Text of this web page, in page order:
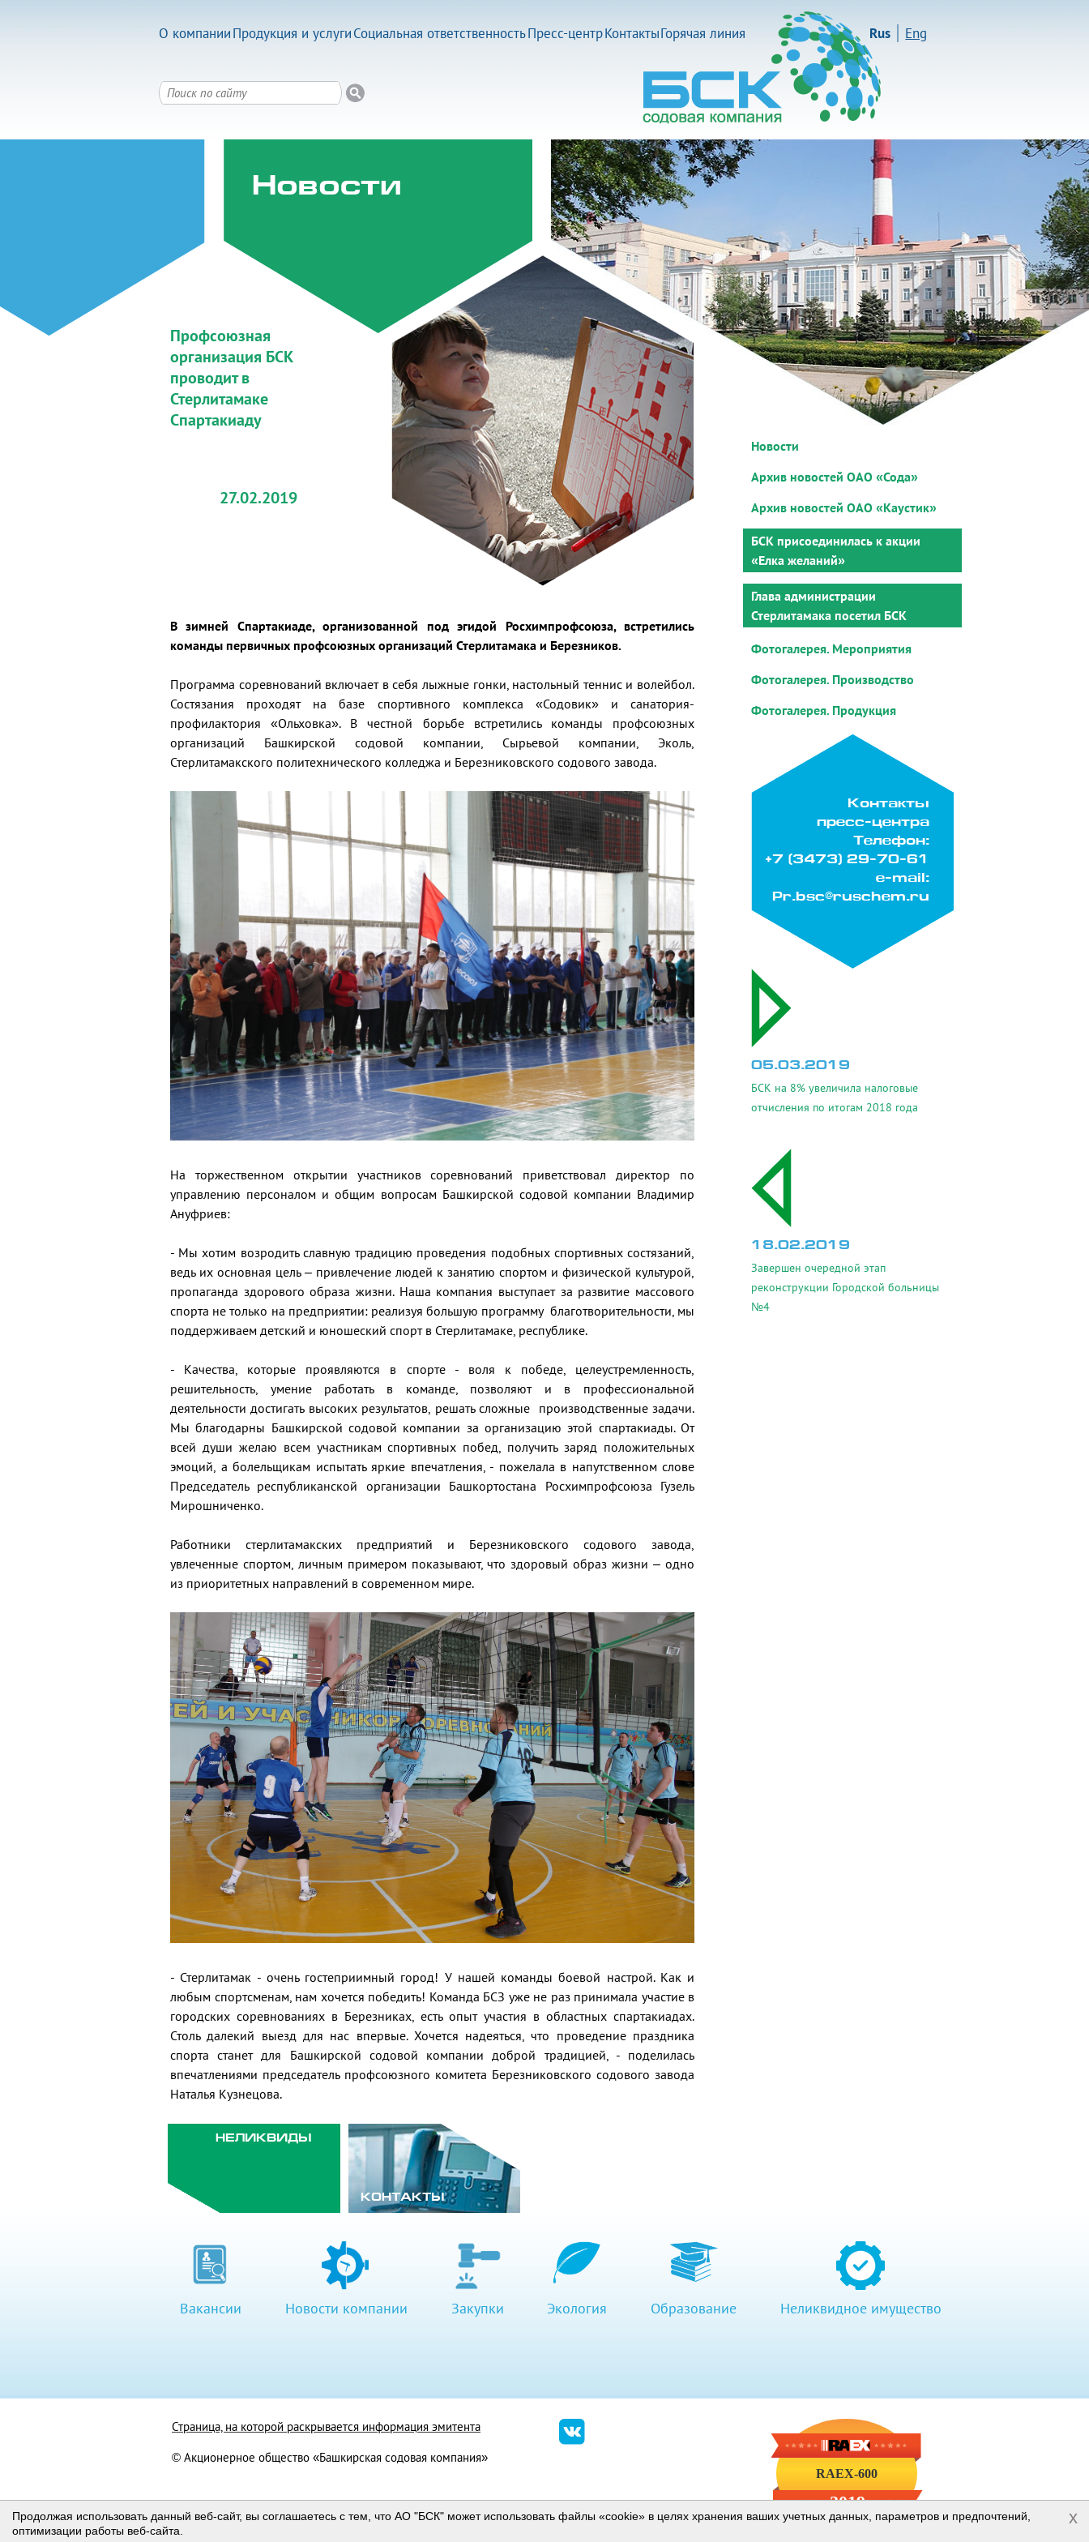
О компанииПродукция и услугиСоциальная ответственностьПресс-центрКонтактыГорячая линия Rus Eng
Новости
Профсоюзная
организация БСК
проводит в
Стерлитамаке
Спартакиаду
27.02.2019
В зимней Спартакиаде, организованной под эгидой Росхимпрофсоюза, встретились
команды первичных профсоюзных организаций Стерлитамака и Березников.
Программа соревнований включает в себя лыжные гонки, настольный теннис и волейбол.
Состязания проходят на базе спортивного комплекса «Содовик» и санатория-
профилактория «Ольховка». В честной борьбе встретились команды профсоюзных
организаций Башкирской содовой компании, Сырьевой компании, Эколь,
Стерлитамакского политехнического колледжа и Березниковского содового завода.
На торжественном открытии участников соревнований приветствовал директор по
управлению персоналом и общим вопросам Башкирской содовой компании Владимир
Ануфриев:
- Мы хотим возродить славную традицию проведения подобных спортивных состязаний,
ведь их основная цель – привлечение людей к занятию спортом и физической культурой,
пропаганда здорового образа жизни. Наша компания выступает за развитие массового
спорта не только на предприятии: реализуя большую программу благотворительности, мы
поддерживаем детский и юношеский спорт в Стерлитамаке, республике.
- Качества, которые проявляются в спорте - воля к победе, целеустремленность,
решительность, умение работать в команде, позволяют и в профессиональной
деятельности достигать высоких результатов, решать сложные производственные задачи.
Мы благодарны Башкирской содовой компании за организацию этой спартакиады. От
всей души желаю всем участникам спортивных побед, получить заряд положительных
эмоций, а болельщикам испытать яркие впечатления, - пожелала в напутственном слове
Председатель республиканской организации Башкортостана Росхимпрофсоюза Гузель
Мирошниченко.
Работники стерлитамакских предприятий и Березниковского содового завода,
увлеченные спортом, личным примером показывают, что здоровый образ жизни – одно
из приоритетных направлений в современном мире.
- Стерлитамак - очень гостеприимный город! У нашей команды боевой настрой. Как и
любым спортсменам, нам хочется победить! Команда БСЗ уже не раз принимала участие в
городских соревнованиях в Березниках, есть опыт участия в областных спартакиадах.
Столь далекий выезд для нас впервые. Хочется надеяться, что проведение праздника
спорта станет для Башкирской содовой компании доброй традицией, - поделилась
впечатлениями председатель профсоюзного комитета Березниковского содового завода
Наталья Кузнецова.
Новости
Архив новостей ОАО «Сода»
Архив новостей ОАО «Каустик»
БСК присоединилась к акции
«Елка желаний»
Глава администрации
Стерлитамака посетил БСК
Фотогалерея. Мероприятия
Фотогалерея. Производство
Фотогалерея. Продукция
Контакты
пресс-центра
Телефон:
+7 (3473) 29-70-61
e-mail:
Pr.bsc@ruschem.ru
05.03.2019
БСК на 8% увеличила налоговые
отчисления по итогам 2018 года
18.02.2019
Завершен очередной этап
реконструкции Городской больницы
№4
НЕЛИКВИДЫ
КОНТАКТЫ
Вакансии Новости компании Закупки Экология Образование Неликвидное имущество
Страница, на которой раскрывается информация эмитента
© Акционерное общество «Башкирская содовая компания»
Мобильная версия
RAEX-600
2019
Продолжая использовать данный веб-сайт, вы соглашаетесь с тем, что АО "БСК" может использовать файлы «cookie» в целях хранения ваших учетных данных, параметров и предпочтений,
оптимизации работы веб-сайта.
x